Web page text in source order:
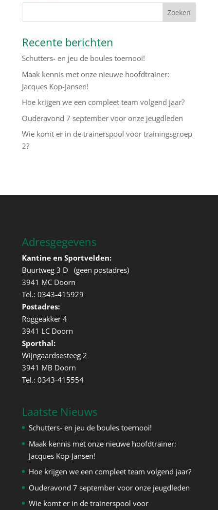
Recente berichten
Schutters- en jeu de boules toernooi!
Maak kennis met onze nieuwe hoofdtrainer:
Jacques Kop-Jansen!
Hoe krijgen we een compleet team volgend jaar?
Ouderavond 7 september voor onze jeugdleden
Wie komt er in de trainerspool voor trainingsgroep
2?
Adresgegevens
Kantine en Sportvelden:
Buurtweg 3 D (geen postadres)
3941 MC Doorn
Tel.: 0343-415929
Postadres:
Roggeakker 4
3941 LC Doorn
Sporthal:
Wijngaardsesteeg 2
3941 MB Doorn
Tel.: 0343-415554
Laatste Nieuws
Schutters- en jeu de boules toernooi!
Maak kennis met onze nieuwe hoofdtrainer:
Jacques Kop-Jansen!
Hoe krijgen we een compleet team volgend jaar?
Ouderavond 7 september voor onze jeugdleden
Wie komt er in de trainerspool voor